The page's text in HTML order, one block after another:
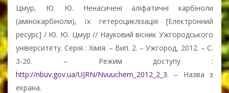
Цмур, Ю. Ю. Ненасичені аліфатичні карбіноли
(амінокарбіноли), їх гетероциклізація [Електронний
ресурс] / Ю. Ю. Цмур // Науковий вісник Ужгородського
університету. Серія : Хімія. – Вип. 2. – Ужгород, 2012. – С.
3-20. – Режим доступу :
http://nbuv.gov.ua/UJRN/Nvuuchem_2012_2_3. – Назва з
екрана.